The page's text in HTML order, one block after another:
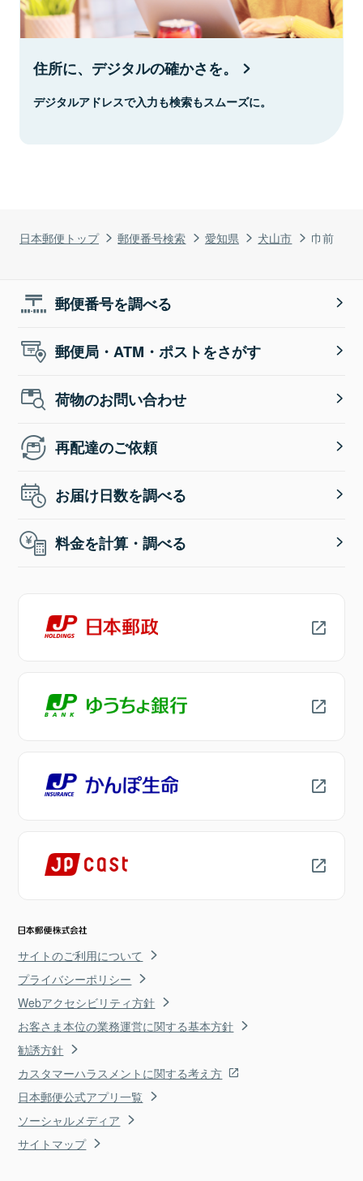
日本郵便トップ 郵便番号検索 愛知県 犬山市 巾前
住所に、デジタルの確かさを。
デジタルアドレスで入力も検索もスムーズに。
郵便番号を調べる
郵便局・ATM・ポストをさがす
荷物のお問い合わせ
再配達のご依頼
お届け日数を調べる
料金を計算・調べる
サイトのご利用について
プライバシーポリシー
Webアクセシビリティ方針
お客さま本位の業務運営に関する基本方針
勧誘方針
カスタマーハラスメントに関する考え方
日本郵便公式アプリ一覧
ソーシャルメディア
サイトマップ